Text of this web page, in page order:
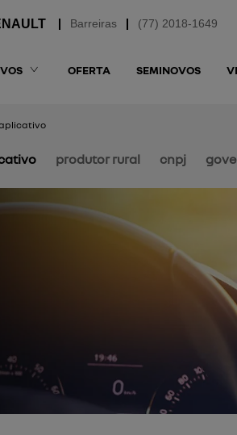
(77) 2018-1649
Barreiras
OFERTA SEMINOVOS
produtor rural cnpj